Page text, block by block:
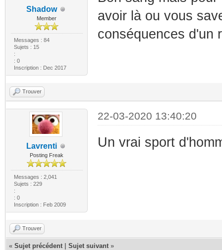
Shadow
Member
Messages : 84
Sujets : 15
:
: 0
Inscription : Dec 2017
avoir là ou vous
conséquences d'un
Trouver
Lavrenti
Posting Freak
Messages : 2,041
Sujets : 229
:
: 0
Inscription : Feb 2009
22-03-2020 13:40:20
Un vrai sport
Trouver
« Sujet précédent Sujet suivant »